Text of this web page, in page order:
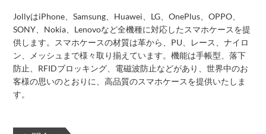
JollyはiPhone、Samsung、Huawei、LG、OnePlus、OPPO、
SONY、Nokia、Lenovoなど全機種に対応したスマホケースを提
供します。スマホケースの材質は革から、PU、レース、ナイロ
ン、メッシュまで様々取り揃えています。機能は手帳型、落下
防止、RFIDブロッキング、電磁波防止などがあり、世界中のお
客様の思いのとおりに、高品質のスマホケースを提供いたしま
す。